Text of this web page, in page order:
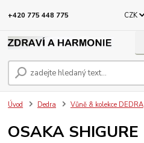
CZK
+420 775 448 775
Úvod Dedra Vůně & kolekce DEDRA
OSAKA SHIGURE